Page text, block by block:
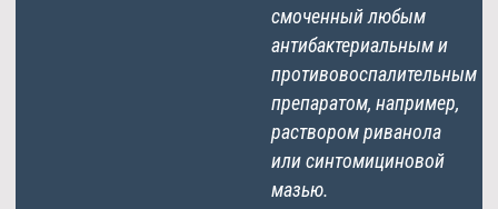
смоченный любым
антибактериальным и
противовоспалительным
препаратом, например,
раствором риванола
или синтомициновой
мазью.